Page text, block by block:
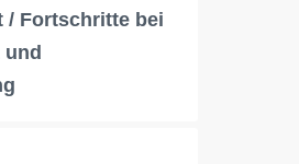
/ Fortschritte bei